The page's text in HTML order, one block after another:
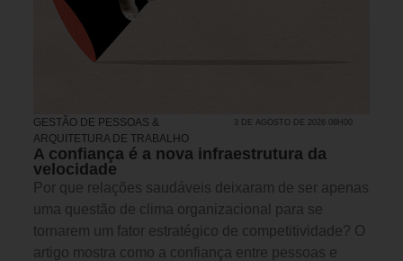
GESTÃO DE PESSOAS &
ARQUITETURA DE TRABALHO
3 DE AGOSTO DE 2026 08H00
A confiança é a nova infraestrutura da
velocidade
Por que relações saudáveis deixaram de ser apenas
uma questão de clima organizacional para se
tornarem um fator estratégico de competitividade? O
artigo mostra como a confiança entre pessoas e